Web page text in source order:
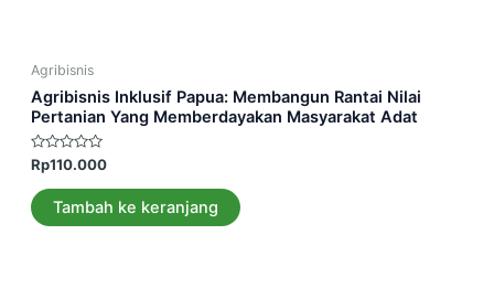
Agribisnis
Agribisnis Inklusif Papua: Membangun Rantai Nilai
Pertanian Yang Memberdayakan Masyarakat Adat
Dinilai
0
dari
5
Rp110.000
Tambah ke keranjang